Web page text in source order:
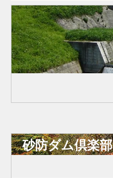
砂防ダム倶楽部